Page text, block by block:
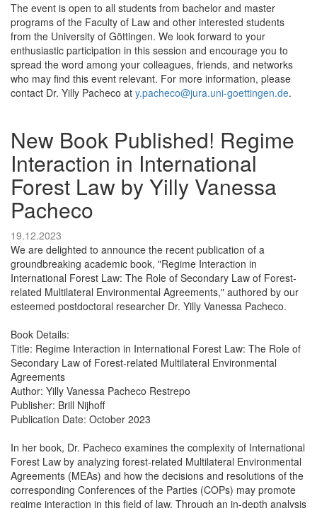
The event is open to all students from bachelor and master
programs of the Faculty of Law and other interested students
from the University of Göttingen. We look forward to your
enthusiastic participation in this session and encourage you to
spread the word among your colleagues, friends, and networks
who may find this event relevant. For more information, please
contact Dr. Yilly Pacheco at y.pacheco@jura.uni-goettingen.de.
New Book Published! Regime
Interaction in International
Forest Law by Yilly Vanessa
Pacheco
19.12.2023
We are delighted to announce the recent publication of a
groundbreaking academic book, "Regime Interaction in
International Forest Law: The Role of Secondary Law of Forest-
related Multilateral Environmental Agreements," authored by our
esteemed postdoctoral researcher Dr. Yilly Vanessa Pacheco.
Book Details:
Title: Regime Interaction in International Forest Law: The Role of
Secondary Law of Forest-related Multilateral Environmental
Agreements
Author: Yilly Vanessa Pacheco Restrepo
Publisher: Brill Nijhoff
Publication Date: October 2023
In her book, Dr. Pacheco examines the complexity of International
Forest Law by analyzing forest-related Multilateral Environmental
Agreements (MEAs) and how the decisions and resolutions of the
corresponding Conferences of the Parties (COPs) may promote
regime interaction in this field of law. Through an in-depth analysis